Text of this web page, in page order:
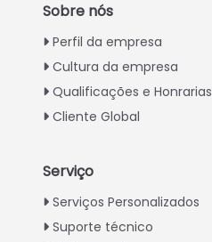
Sobre nós
Perfil da empresa
Cultura da empresa
Qualificações e Honrarias
Cliente Global
Serviço
Serviços Personalizados
Suporte técnico
Greek
Italian